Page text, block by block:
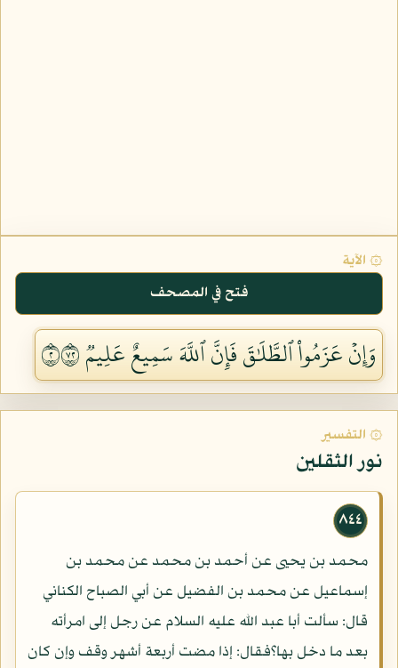
۞ الآية
فتح في المصحف
وَإِنۡ عَزَمُواْ ٱلطَّلَٰقَ فَإِنَّ ٱللَّهَ سَمِيعٌ عَلِيمٞ ٢٢٧
۞ التفسير
نور الثقلين
٨٤٤
محمد بن يحيى عن أحمد بن محمد عن محمد بن
إسماعيل عن محمد بن الفضيل عن أبي الصباح الكناني
قال: سألت أبا عبد الله عليه السلام عن رجل إلى امرأته
بعد ما دخل بها؟فقال: إذا مضت أربعة أشهر وقف وإن كان